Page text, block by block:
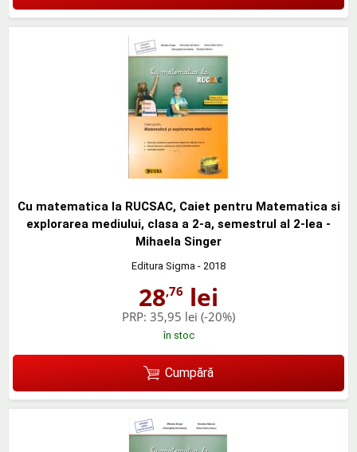
Cu matematica la RUCSAC, Caiet pentru Matematica si
explorarea mediului, clasa a 2-a, semestrul al 2-lea -
Mihaela Singer
Editura Sigma - 2018
28,76 lei
PRP: 35,95 lei (-20%)
în stoc
Cumpără